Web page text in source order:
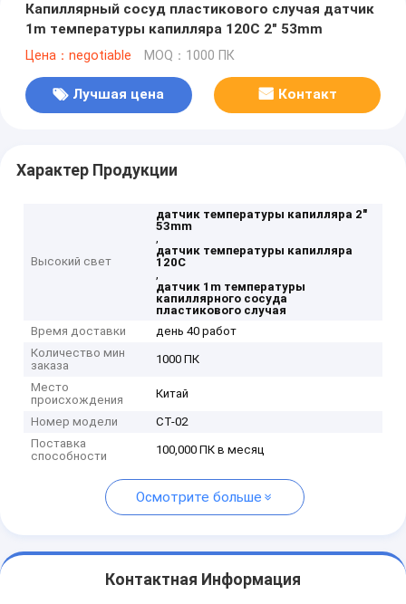
Капиллярный сосуд пластикового случая датчик
1m температуры капилляра 120C 2" 53mm
Цена：negotiable MOQ：1000 ПК
Лучшая цена Контакт
Характер Продукции
Высокий свет
датчик температуры капилляра 2"
53mm
,
датчик температуры капилляра
120C
,
датчик 1m температуры
капиллярного сосуда
пластикового случая
Время доставки
день 40 работ
Количество мин
заказа
1000 ПК
Место
происхождения
Китай
Номер модели
CT-02
Поставка
способности
100,000 ПК в месяц
Осмотрите больше
Контактная Информация